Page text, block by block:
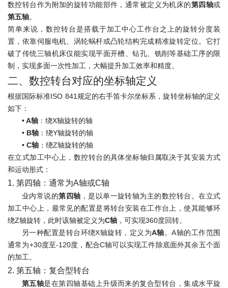
数控转台作为附加的旋转功能部件，通常被定义为机床的第四轴或
第五轴。
简单来说，数控转台是搭载于加工中心工作台之上的旋转分度装
置，依靠伺服电机、涡轮蜗杆或凸轮结构完成精准旋转定位。它打
破了传统三轴机床仅能实现平面开槽、钻孔、铣削等基础工序的限
制，实现多面一次性加工，大幅提升加工效率和精度。
二、数控转台对应的坐标轴定义
根据国际标准ISO 841规定的右手笛卡尔坐标系，旋转坐标轴的定义
如下：
• A轴 ：绕X轴旋转的轴
• B轴 ：绕Y轴旋转的轴
• C轴 ：绕Z轴旋转的轴
在立式加工中心上，数控转台的具体坐标轴归属取决于其安装方式
和运动形式：
1. 第四轴：通常为A轴或C轴
业内常说的第四轴 ，是以单一旋转轴为主的数控转台。在立式
加工中心上，最常见的配置是将转台安装在工作台上，使其能够环
绕Z轴旋转，此时该轴被定义为C轴 ，可实现360度回转。
另一种配置是转台环绕X轴旋转，定义为A轴。A轴的工作范围
通常为+30度至-120度，配合C轴可以实现工件除底面外其余五个面
的加工。
2. 第五轴：复合型转台
第五轴是在第四轴基础上升级而来的复合型转台，集成水平旋